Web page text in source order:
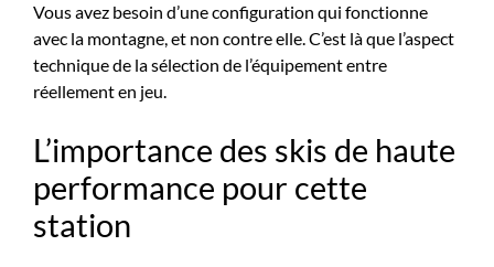
Vous avez besoin d’une configuration qui fonctionne
avec la montagne, et non contre elle. C’est là que l’aspect
technique de la sélection de l’équipement entre
réellement en jeu.
L’importance des skis de haute
performance pour cette
station